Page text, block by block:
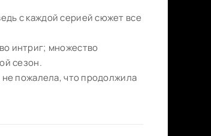
с каждой серией сюжет все
интриг; множество
сезон.
не пожалела, что продолжила